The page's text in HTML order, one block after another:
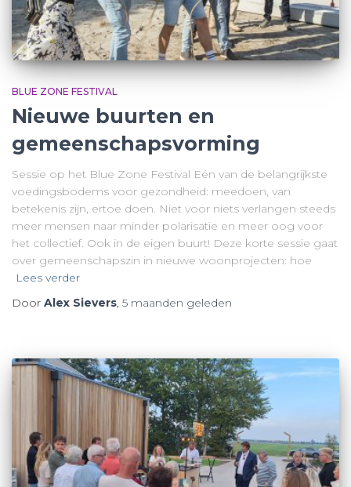
BLUE ZONE FESTIVAL
Nieuwe buurten en
gemeenschapsvorming
Sessie op het Blue Zone Festival Eén van de belangrijkste
voedingsbodems voor gezondheid: meedoen, van
betekenis zijn, ertoe doen. Niet voor niets verlangen steeds
meer mensen naar minder polarisatie en meer oog voor
het collectief. Ook in de eigen buurt! Deze korte sessie gaat
over gemeenschapszin in nieuwe woonprojecten: hoe
Lees verder
Door Alex Sievers, 5 maanden geleden